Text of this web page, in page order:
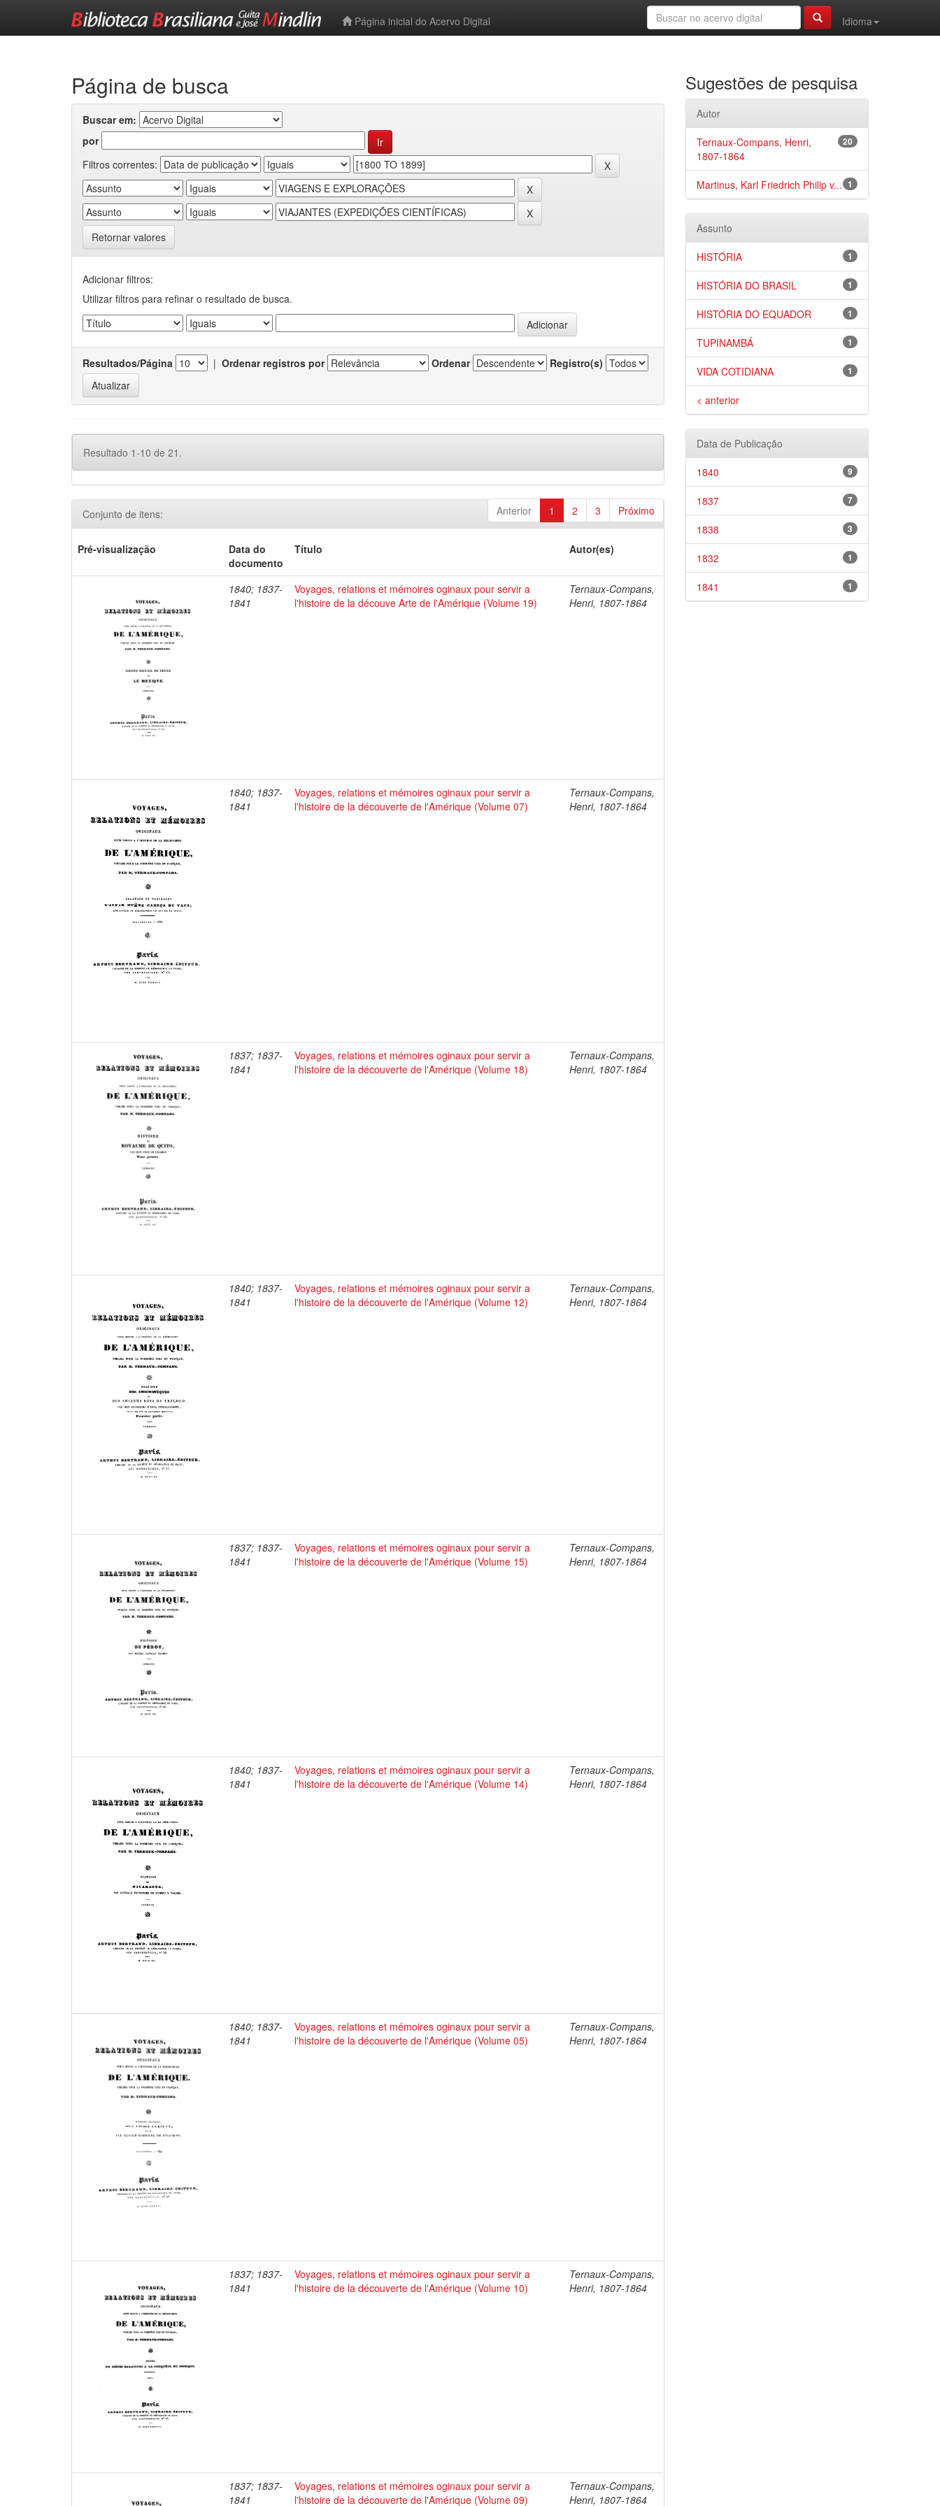
Página inicial do Acervo Digital
Idioma
Página de busca
Buscar em:
por
Filtros correntes:
Retornar valores
Adicionar filtros:
Utilizar filtros para refinar o resultado de busca.
Resultados/Página | Ordenar registros por Ordenar Registro(s)
Resultado 1-10 de 21.
Anterior 1 2 3 Próximo
Conjunto de itens:
Pré-visualização
Data do
documento
Título Autor(es)
1840; 1837-
1841
Voyages, relations et mémoires oginaux pour servir a
l'histoire de la découve Arte de l'Amérique (Volume 19)
Ternaux-Compans,
Henri, 1807-1864
1840; 1837-
1841
Voyages, relations et mémoires oginaux pour servir a
l'histoire de la découverte de l'Amérique (Volume 07)
Ternaux-Compans,
Henri, 1807-1864
1837; 1837-
1841
Voyages, relations et mémoires oginaux pour servir a
l'histoire de la découverte de l'Amérique (Volume 18)
Ternaux-Compans,
Henri, 1807-1864
1840; 1837-
1841
Voyages, relations et mémoires oginaux pour servir a
l'histoire de la découverte de l'Amérique (Volume 12)
Ternaux-Compans,
Henri, 1807-1864
1837; 1837-
1841
Voyages, relations et mémoires oginaux pour servir a
l'histoire de la découverte de l'Amérique (Volume 15)
Ternaux-Compans,
Henri, 1807-1864
1840; 1837-
1841
Voyages, relations et mémoires oginaux pour servir a
l'histoire de la découverte de l'Amérique (Volume 14)
Ternaux-Compans,
Henri, 1807-1864
1840; 1837-
1841
Voyages, relations et mémoires oginaux pour servir a
l'histoire de la découverte de l'Amérique (Volume 05)
Ternaux-Compans,
Henri, 1807-1864
1837; 1837-
1841
Voyages, relations et mémoires oginaux pour servir a
l'histoire de la découverte de l'Amérique (Volume 10)
Ternaux-Compans,
Henri, 1807-1864
1837; 1837-
1841
Voyages, relations et mémoires oginaux pour servir a
l'histoire de la découverte de l'Amérique (Volume 09)
Ternaux-Compans,
Henri, 1807-1864
Sugestões de pesquisa
Autor
20
Ternaux-Compans, Henri,
1807-1864
1
Martinus, Karl Friedrich Philip v...
Assunto
1
HISTÓRIA
1
HISTÓRIA DO BRASIL
1
HISTÓRIA DO EQUADOR
1
TUPINAMBÁ
1
VIDA COTIDIANA
< anterior
Data de Publicação
9
1840
7
1837
3
1838
1
1832
1
1841